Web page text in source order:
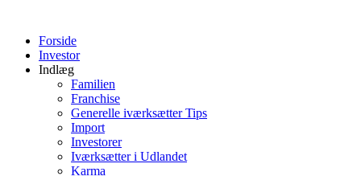
indholdForside
Investor
Indlæg
Familien
Franchise
Generelle iværksætter Tips
Import
Investorer
Iværksætter i Udlandet
Karma